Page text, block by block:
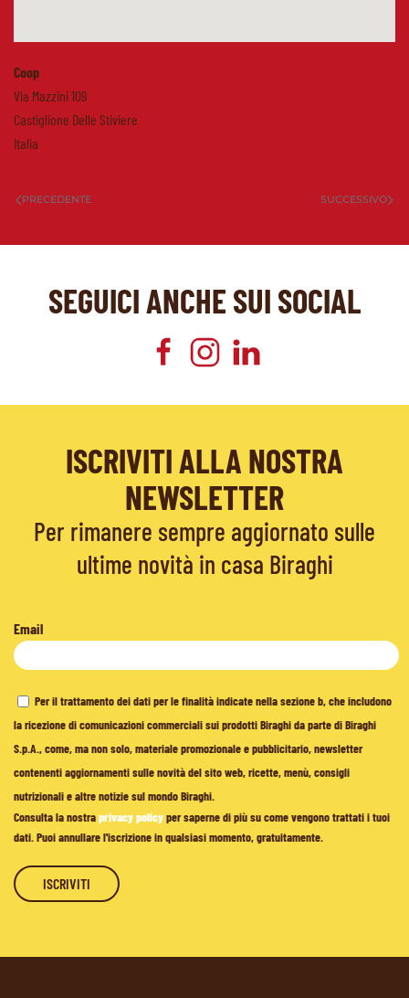
Coop
Via Mazzini 109
Castiglione Delle Stiviere
Italia
PRECEDENTE SUCCESSIVO
SEGUICI ANCHE SUI SOCIAL
ISCRIVITI ALLA NOSTRA
NEWSLETTER
Per rimanere sempre aggiornato sulle
ultime novità in casa Biraghi
Email
Per il trattamento dei dati per le finalità indicate nella sezione b, che includono
la ricezione di comunicazioni commerciali sui prodotti Biraghi da parte di Biraghi
S.p.A., come, ma non solo, materiale promozionale e pubblicitario, newsletter
contenenti aggiornamenti sulle novità del sito web, ricette, menù, consigli
nutrizionali e altre notizie sul mondo Biraghi.
Consulta la nostraprivacy policyper saperne di più su come vengono trattati i tuoi
dati. Puoi annullare l'iscrizione in qualsiasi momento, gratuitamente.